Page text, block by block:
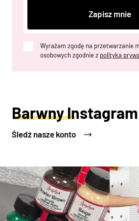
Zapisz mnie
Wyrażam zgodę na przetwarzanie
osobowych zgodnie z polityką
Barwny Instagram
Śledź nasze konto